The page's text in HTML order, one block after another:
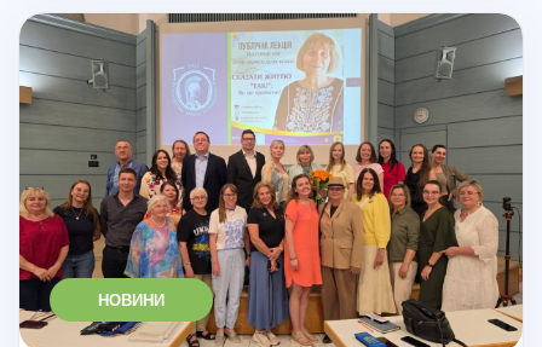
НОВИНИ